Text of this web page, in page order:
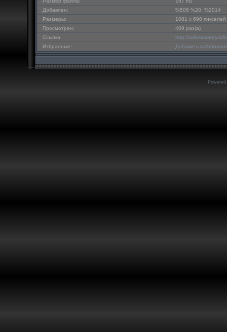
Добавлен:
%506 %20, %2014
Размеры:
1081 x 690 пикселей
Просмотрен:
409 раз(а)
Ссылка:
http://
Избранные:
Добавить в